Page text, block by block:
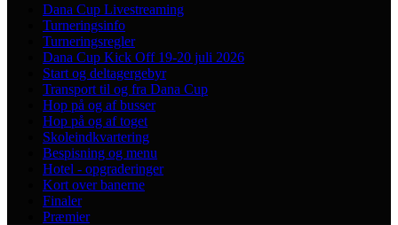
Dana Cup Livestreaming
Turneringsinfo
Turneringsregler
Dana Cup Kick Off 19-20 juli 2026
Start og deltagergebyr
Transport til og fra Dana Cup
Hop på og af busser
Hop på og af toget
Skoleindkvartering
Bespisning og menu
Hotel - opgraderinger
Kort over banerne
Finaler
Præmier